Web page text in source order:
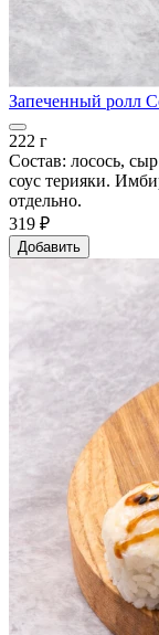
Запеченный ролл
222 г
Состав: лосось,
соус терияки.
отдельно.
319 ₽
Добавить